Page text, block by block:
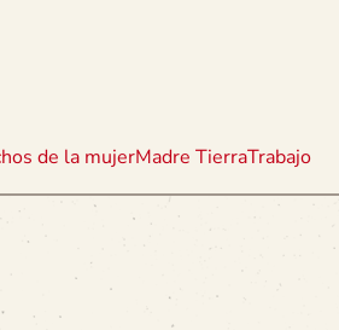
de la mujerMadre TierraTrabajo